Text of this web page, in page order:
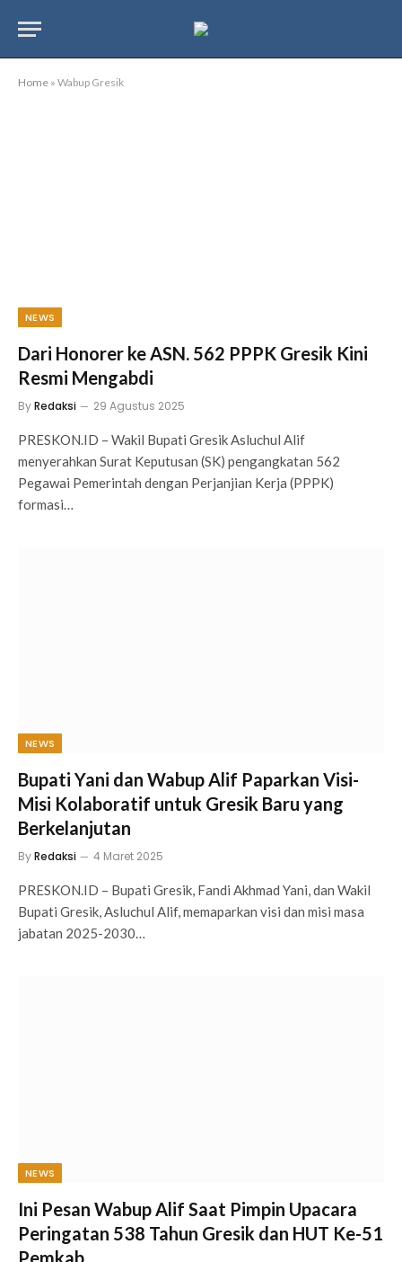
Home » Wabup Gresik
NEWS
Dari Honorer ke ASN. 562 PPPK Gresik Kini
Resmi Mengabdi
ByRedaksi 29 Agustus 2025
PRESKON.ID – Wakil Bupati Gresik Asluchul Alif
menyerahkan Surat Keputusan (SK) pengangkatan 562
Pegawai Pemerintah dengan Perjanjian Kerja (PPPK)
formasi…
NEWS
Bupati Yani dan Wabup Alif Paparkan Visi-
Misi Kolaboratif untuk Gresik Baru yang
Berkelanjutan
ByRedaksi 4 Maret 2025
PRESKON.ID – Bupati Gresik, Fandi Akhmad Yani, dan Wakil
Bupati Gresik, Asluchul Alif, memaparkan visi dan misi masa
jabatan 2025-2030…
NEWS
Ini Pesan Wabup Alif Saat Pimpin Upacara
Peringatan 538 Tahun Gresik dan HUT Ke-51
Pemkab